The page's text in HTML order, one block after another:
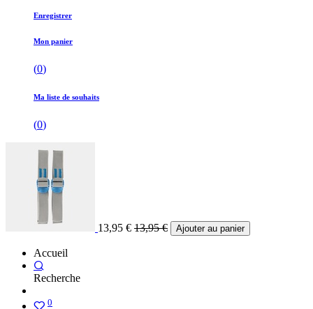
Enregistrer
Mon panier
(0)
Ma liste de souhaits
(0)
13,95 € 13,95€ Ajouter au panier
Accueil
Recherche
0